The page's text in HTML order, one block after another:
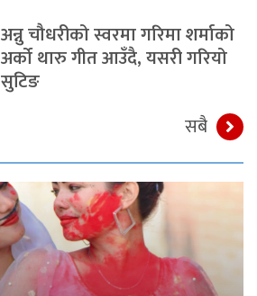
अन्नु चौधरीको स्वरमा गरिमा शर्माको
अर्को थारु गीत आउँदै, यसरी गरियो
सुटिङ
सबै